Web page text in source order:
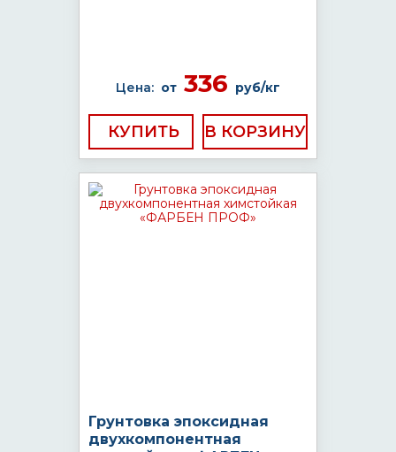
Цена: от 336 руб/кг
КУПИТЬ
Грунтовка эпоксидная
двухкомпонентная